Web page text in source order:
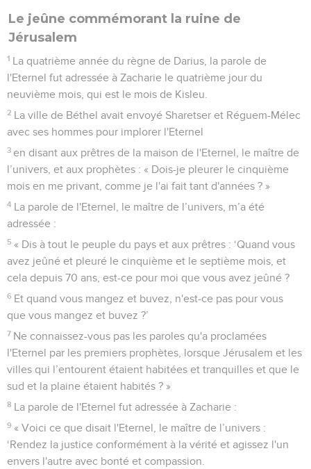
Le jeûne commémorant la ruine de
Jérusalem
1 La quatrième année du règne de Darius, la parole de
l'Eternel fut adressée à Zacharie le quatrième jour du
neuvième mois, qui est le mois de Kisleu.
2 La ville de Béthel avait envoyé Sharetser et Réguem-Mélec
avec ses hommes pour implorer l'Eternel
3 en disant aux prêtres de la maison de l'Eternel, le maître de
l’univers, et aux prophètes : « Dois-je pleurer le cinquième
mois en me privant, comme je l'ai fait tant d'années ? »
4 La parole de l'Eternel, le maître de l’univers, m’a été
adressée :
5 « Dis à tout le peuple du pays et aux prêtres : ‘Quand vous
avez jeûné et pleuré le cinquième et le septième mois, et
cela depuis 70 ans, est-ce pour moi que vous avez jeûné ?
6 Et quand vous mangez et buvez, n'est-ce pas pour vous
que vous mangez et buvez ?’
7 Ne connaissez-vous pas les paroles qu'a proclamées
l'Eternel par les premiers prophètes, lorsque Jérusalem et les
villes qui l’entourent étaient habitées et tranquilles et que le
sud et la plaine étaient habités ? »
8 La parole de l'Eternel fut adressée à Zacharie :
9 « Voici ce que disait l'Eternel, le maître de l’univers :
‘Rendez la justice conformément à la vérité et agissez l'un
envers l'autre avec bonté et compassion.